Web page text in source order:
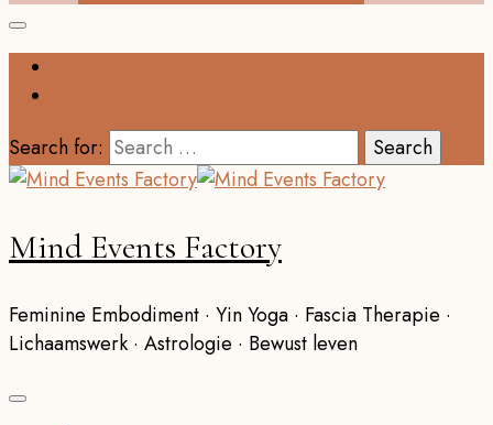
Search for:
Mind Events Factory
Feminine Embodiment · Yin Yoga · Fascia Therapie ·
Lichaamswerk · Astrologie · Bewust leven